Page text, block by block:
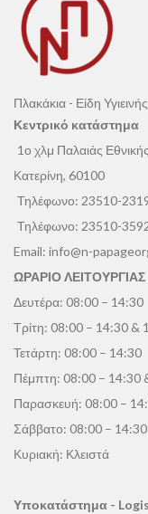
Πλακάκια - Είδη
Κεντρικό κατάστημα
1ο χλμ Παλαιάς
Κατερίνη, 60100
Τηλέφωνο: 23510-
Τηλέφωνο: 23510-
Email: info@n-
ΩΡΑΡΙΟ ΛΕΙΤΟΥΡΓΙΑΣ
Δευτέρα: 08:00 – 14:30
Τρίτη: 08:00 – 14:30 &
Τετάρτη: 08:00 – 14:30
Πέμπτη: 08:00 – 14:30
Παρασκευή: 08:00 –
Σάββατο: 08:00 – 14:30
Κυριακή: Κλειστά
Υποκατάστημα -